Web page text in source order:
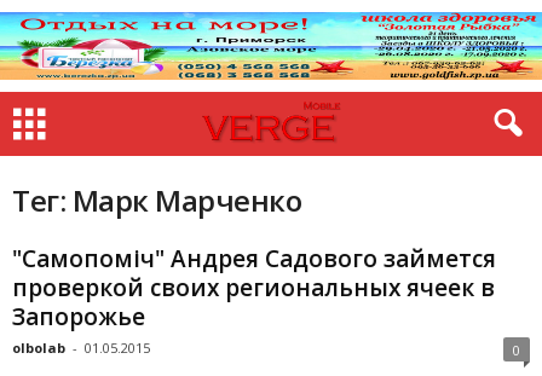
Тег: Марк Марченко
"Самопоміч" Андрея Садового займется
проверкой своих региональных ячеек в
Запорожье
olbolab - 01.05.2015 0